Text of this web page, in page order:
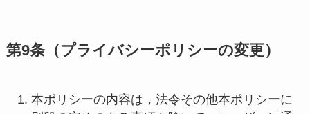
第9条（プライバシーポリシーの変更）
本ポリシーの内容は，法令その他本ポリシーに